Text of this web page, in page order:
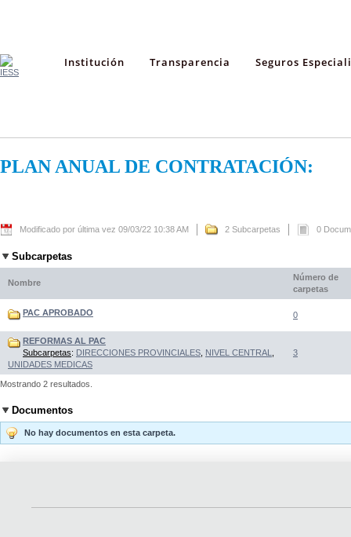
Institución Transparencia Seguros
PLAN ANUAL DE CONTRATACIÓN:
Modificado por última vez 09/03/22 10:38 AM 2 Subcarpetas 0
Subcarpetas
Nombre
Número de
carpetas
PAC APROBADO 0
REFORMAS AL PAC
Subcarpetas: DIRECCIONES PROVINCIALES NIVEL CENTRAL
UNIDADES MEDICAS
3
Mostrando 2 resultados.
Documentos
No hay documentos en esta carpeta.